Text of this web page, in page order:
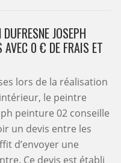
JOSEPH
0 € DE FRAIS ET
lors de la réalisation
le peintre
peinture 02 conseille
un devis entre les
d’envoyer une
Ce devis est établi